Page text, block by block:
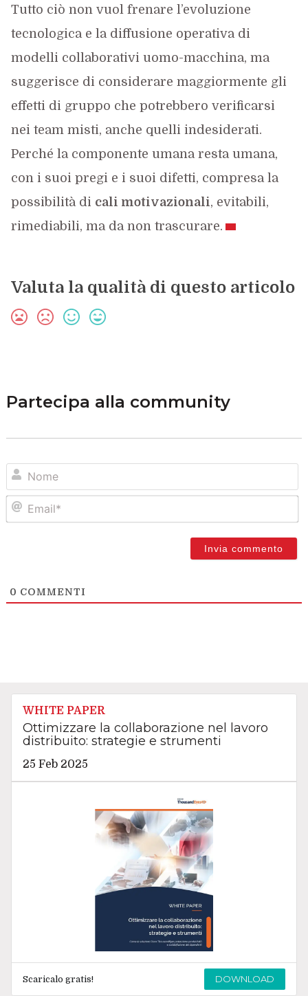
Tutto ciò non vuol frenare l’evoluzione
tecnologica e la diffusione operativa di
modelli collaborativi uomo-macchina, ma
suggerisce di considerare maggiormente gli
effetti di gruppo che potrebbero verificarsi
nei team misti, anche quelli indesiderati.
Perché la componente umana resta umana,
con i suoi pregi e i suoi difetti, compresa la
possibilità di cali motivazionali, evitabili,
rimediabili, ma da non trascurare.
Valuta la qualità di questo articolo
Partecipa alla community
0 COMMENTI
WHITE PAPER
Ottimizzare la collaborazione nel lavoro
distribuito: strategie e strumenti
25 Feb 2025
Scaricalo gratis! DOWNLOAD